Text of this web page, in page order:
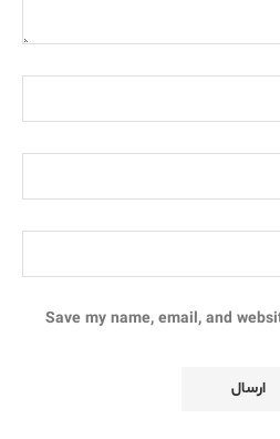
Save my name, email, and